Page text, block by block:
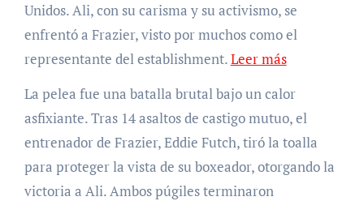
Unidos. Ali, con su carisma y su activismo, se
enfrentó a Frazier, visto por muchos como el
representante del establishment.Leer más
La pelea fue una batalla brutal bajo un calor
asfixiante. Tras 14 asaltos de castigo mutuo, el
entrenador de Frazier, Eddie Futch, tiró la toalla
para proteger la vista de su boxeador, otorgando la
victoria a Ali. Ambos púgiles terminaron